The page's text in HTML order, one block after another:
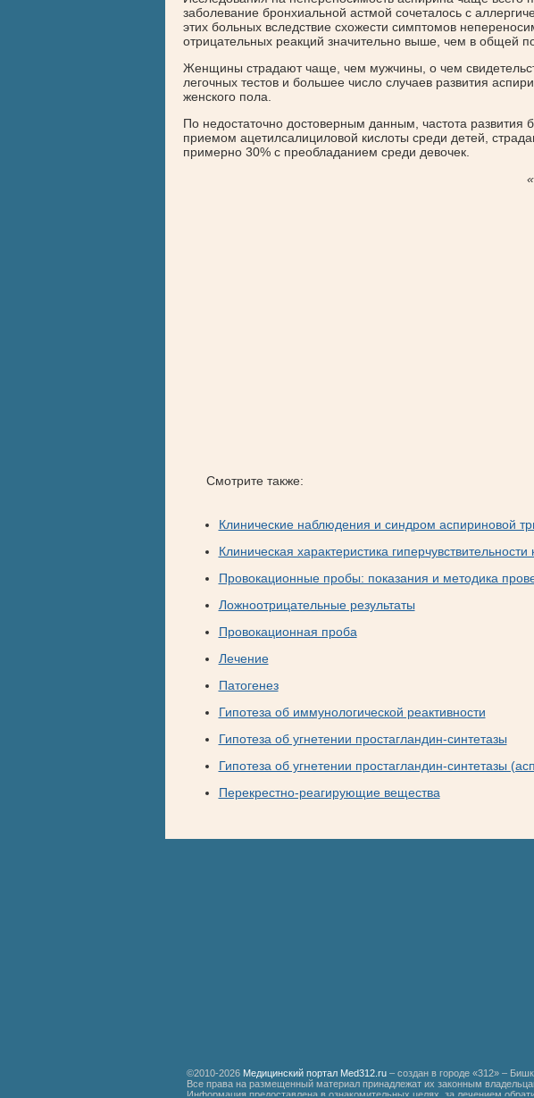
заболевание бронхиальной астмой сочеталось с
этих больных вследствие схожести симптомов
отрицательных реакций значительно выше, чем в общей
Женщины страдают чаще, чем мужчины, о чем
легочных тестов и большее число случаев развития
женского пола.
По недостаточно достоверным данным, частота развития
приемом ацетилсалициловой кислоты среди детей,
примерно 30% с преобладанием среди девочек.
Смотрите также:
Клинические наблюдения и синдром аспириновой
Клиническая характеристика гиперчувствительности
Провокационные пробы: показания и методика
Ложноотрицательные результаты
Провокационная проба
Лечение
Патогенез
Гипотеза об иммунологической реактивности
Гипотеза об угнетении простагландин-синтетазы
Гипотеза об угнетении простагландин-синтетазы
Перекрестно-реагирующие вещества
©2010-2026 Медицинский портал Med312.ru – создан в городе «312» –
Все права на размещенный материал принадлежат их законным
Информация предоставлена в ознакомительных целях, за лечением